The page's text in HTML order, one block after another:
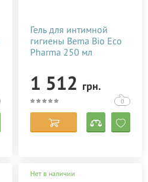
Гель для интимной
гигиены Bema Bio Eco
Pharma 250 мл
1 512 грн.
0
Нет в наличии